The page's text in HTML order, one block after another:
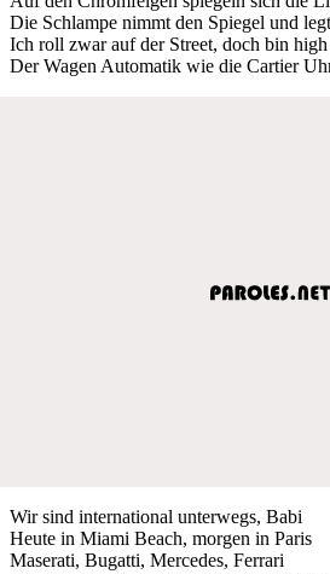
Die Schlampe nimmt den Spiegel und
Ich roll zwar auf der Street, doch bin
Der Wagen Automatik wie die Cartier
Wir sind international unterwegs, Babi
Heute in Miami Beach, morgen in Paris
Maserati, Bugatti, Mercedes, Ferrari